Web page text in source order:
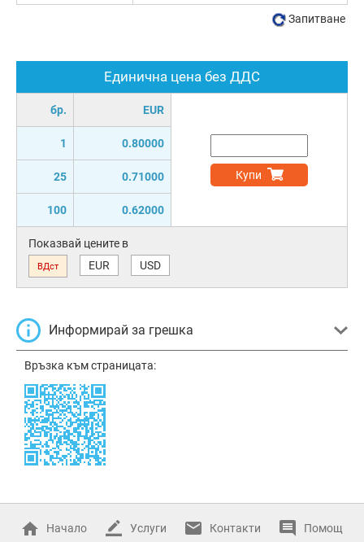
Единична цена без ДДС
бр. EUR
1 0.80000
25 0.71000
100 0.62000
Купи
Показвай цените в
ВДст EUR USD
Информирай за грешка
Връзка към страницата:
Запитване
Начало Услуги Контакти Помощ